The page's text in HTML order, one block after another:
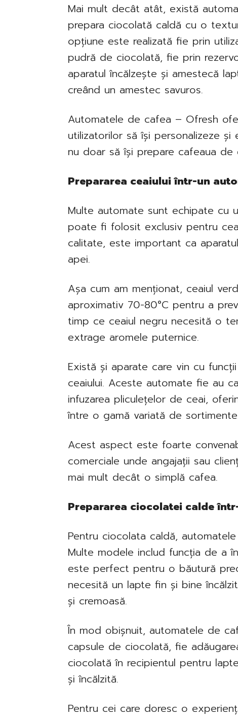
Mai mult decât atât, există
prepara ciocolată caldă cu o
opțiune este realizată fie prin
pudră de ciocolată, fie prin
aparatul încălzește și amestecă
creând un amestec savuros.
Automatele de cafea – Ofresh
utilizatorilor să își personalizeze
nu doar să își prepare cafeaua de
Prepararea ceaiului într-un
Multe automate sunt echipate cu
poate fi folosit exclusiv pentru
calitate, este important ca
apei.
Așa cum am menționat, ceaiul
aproximativ 70-80°C pentru a
timp ce ceaiul negru necesită o
extrage aromele puternice.
Există și aparate care vin cu
ceaiului. Aceste automate fie au
infuzarea pliculețelor de ceai,
între o gamă variată de
Acest aspect este foarte
comerciale unde angajații sau
mai mult decât o simplă cafea.
Prepararea ciocolatei calde
Pentru ciocolata caldă,
Multe modele includ funcția de a
este perfect pentru o băutură
necesită un lapte fin și bine
și cremoasă.
În mod obișnuit, automatele de
capsule de ciocolată, fie
ciocolată în recipientul pentru
și încălzită.
Pentru cei care doresc o